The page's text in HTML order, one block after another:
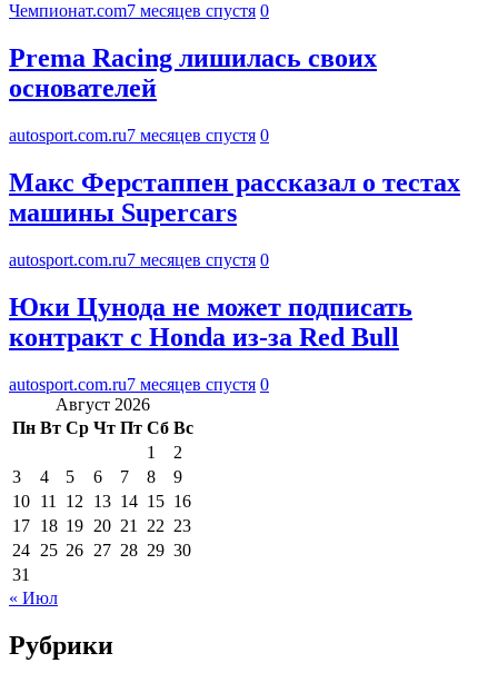
Чемпионат.com7 месяцев спустя 0
Prema Racing лишилась своих
основателей
autosport.com.ru7 месяцев спустя 0
Макс Ферстаппен рассказал о тестах
машины Supercars
autosport.com.ru7 месяцев спустя 0
Юки Цунода не может подписать
контракт с Honda из-за Red Bull
autosport.com.ru7 месяцев спустя 0
Август 2026
Пн Вт Ср Чт Пт Сб Вс
1
2
3
4 5 6 7 8
9
10 11 12 13 14 15 16
17 18 19 20 21 22 23
24 25 26 27 28 29 30
31
« Июл
Рубрики